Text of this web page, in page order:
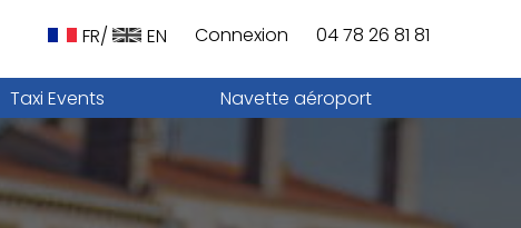
Connexion 04 78 26 81 81
FR/ EN
Taxi Events Navette aéroport